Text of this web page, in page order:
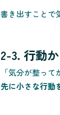
書き出すことで
2-3. 行動
「気分が整っ
先に小さな行動